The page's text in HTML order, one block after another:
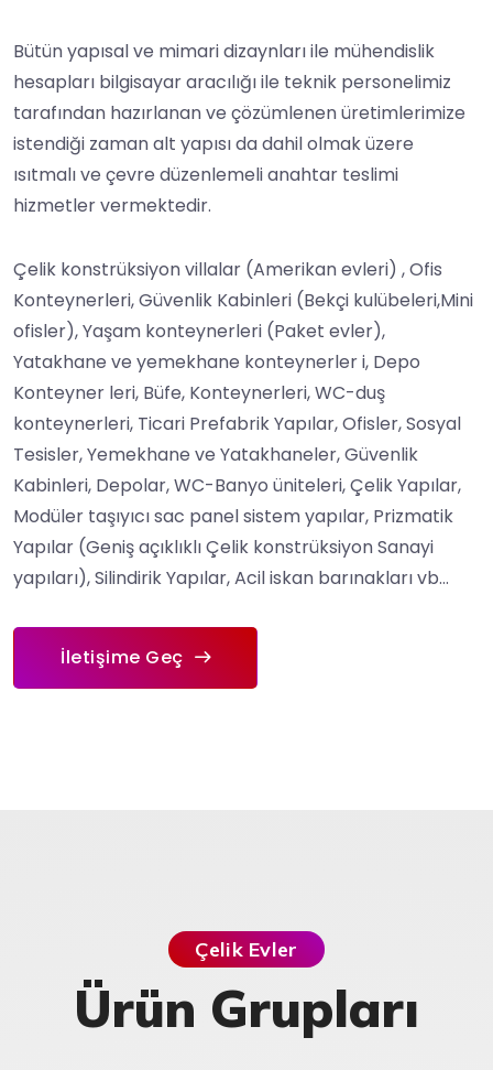
Bütün yapısal ve mimari dizaynları ile mühendislik
hesapları bilgisayar aracılığı ile teknik personelimiz
tarafından hazırlanan ve çözümlenen üretimlerimize
istendiği zaman alt yapısı da dahil olmak üzere
ısıtmalı ve çevre düzenlemeli anahtar teslimi
hizmetler vermektedir.
Çelik konstrüksiyon villalar (Amerikan evleri) , Ofis
Konteynerleri, Güvenlik Kabinleri (Bekçi kulübeleri,Mini
ofisler), Yaşam konteynerleri (Paket evler),
Yatakhane ve yemekhane konteynerler i, Depo
Konteyner leri, Büfe, Konteynerleri, WC-duş
konteynerleri, Ticari Prefabrik Yapılar, Ofisler, Sosyal
Tesisler, Yemekhane ve Yatakhaneler, Güvenlik
Kabinleri, Depolar, WC-Banyo üniteleri, Çelik Yapılar,
Modüler taşıyıcı sac panel sistem yapılar, Prizmatik
Yapılar (Geniş açıklıklı Çelik konstrüksiyon Sanayi
yapıları), Silindirik Yapılar, Acil iskan barınakları vb…
İletişime Geç
Çelik Evler
Ürün Grupları